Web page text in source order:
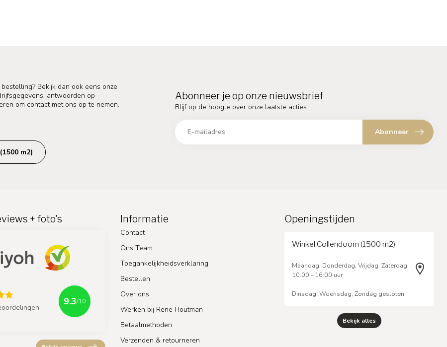
Bekijk dan ook eens onze
antwoorden op
om contact met ons op te nemen.
m2)
Abonneer je op onze nieuwsbrief
Blijf op de hoogte over onze laatste acties
Abonneer
+ foto's
9.3/10
Informatie
Contact
Ons Team
Toegankelijkheidsverklaring
Bestellen
Over ons
Werken bij Rene Houtman
Betaalmethoden
Verzenden & retourneren
Openingstijden
Winkel Collendoorn (1500 m2)
Maandag, Donderdag, Vrijdag, Zaterdag
10.00 - 16:00 uur
Dinsdag, Woensdag, Zondag gesloten
Bekijk alles